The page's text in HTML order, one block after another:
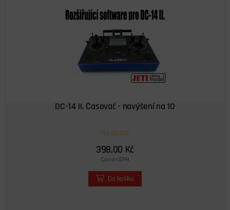
DC-14 II. Časovač - navýšení na 10
na dotaz
398,00 Kč
Cena s DPH
Do košíku